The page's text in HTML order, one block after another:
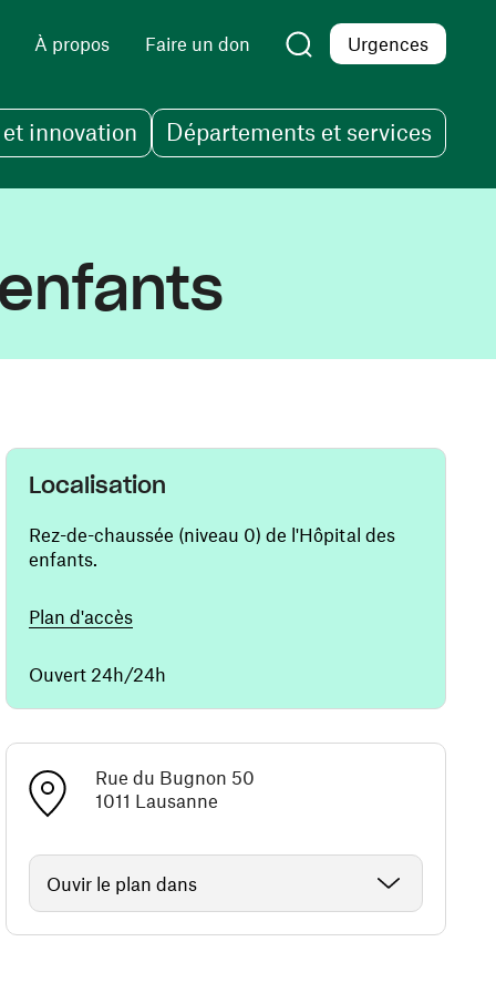
À propos Faire un don Urgences
innovation Départements et services
Localisation
Rez-de-chaussée (niveau 0) de l'Hôpital des
enfants.
Plan d'accès(ouvre une nouvelle fenêtre)
Ouvert 24h/24h
Rue du Bugnon 50
1011 Lausanne
Ouvir le plan dans